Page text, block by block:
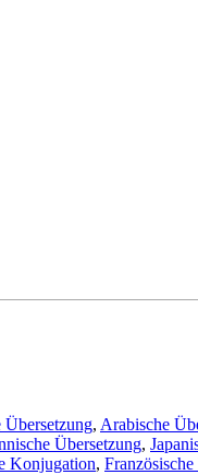
Übersetzung, Arabische
Übersetzung,
Konjugation,